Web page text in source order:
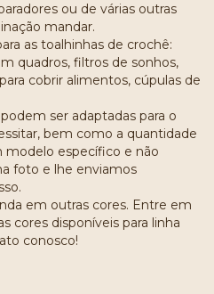
ou de várias outras
mandar.
as toalhinhas de crochê:
quadros, filtros de sonhos,
cobrir alimentos, cúpulas de
ser adaptadas para o
bem como a quantidade
modelo específico e não
foto e lhe enviamos
em outras cores. Entre em
cores disponíveis para linha
conosco!